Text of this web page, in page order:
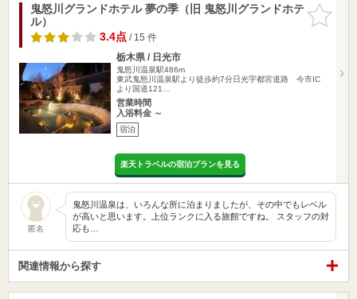
お気に入
りに追加
鬼怒川グランドホテル 夢の季（旧 鬼怒川グランドホテ
ル）
3.4点/ 15 件
栃木県 / 日光市
鬼怒川温泉駅486m
東武鬼怒川温泉駅より徒歩約7分日光宇都宮道路 今市IC
より国道121…
営業時間
入浴料金 ～
宿泊
楽天トラベルの宿泊プランを見る
匿名
鬼怒川温泉は、いろんな所に泊まりましたが、その中でもレベル
が高いと思います。上位ランクに入る旅館ですね。 スタッフの対
応も…
関連情報から探す